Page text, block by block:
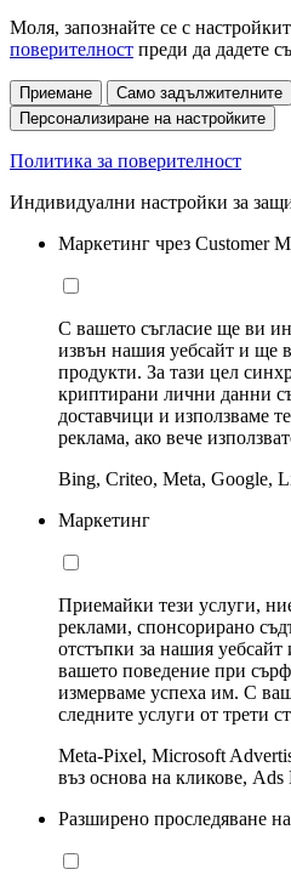
Моля, запознайте се с
поверителност преди да дадете
Приемане
Само задължителните
Персонализиране на настройките
Политика за поверителност
Индивидуални настройки за
Маркетинг чрез Customer
С вашето съгласие ще ви
извън нашия уебсайт и ще
продукти. За тази цел
криптирани лични данни
доставчици и използваме
реклама, ако вече
Bing, Criteo, Meta, Google,
Маркетинг
Приемайки тези услуги,
реклами, спонсорирано
отстъпки за нашия
вашето поведение при
измерваме успеха им. С
следните услуги от трети
Meta-Pixel, Microsoft
въз основа на кликове, Ads
Разширено проследяване